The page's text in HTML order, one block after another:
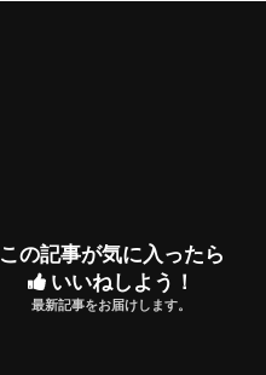
この記事が気に入ったら
いいねしよう！
最新記事をお届けします。